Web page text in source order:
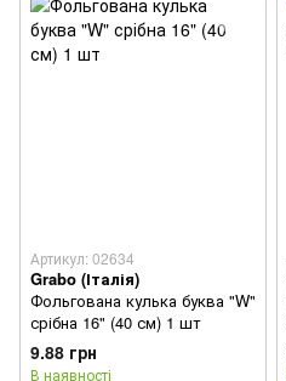
Артикул: 02634
Grabo (Італія)
Фольгована кулька буква "W"
срібна 16" (40 см) 1 шт
9.88 грн
В наявності